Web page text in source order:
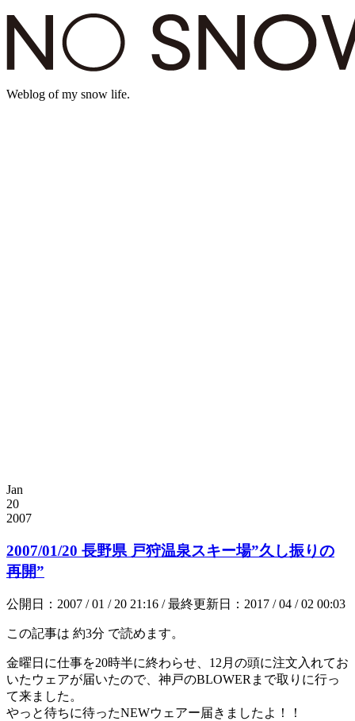
Weblog of my snow life.
Jan
20
2007
2007/01/20 長野県 戸狩温泉スキー場”久し振りの
再開”
公開日：2007 / 01 / 20 21:16 / 最終更新日：2017 / 04 / 02 00:03
この記事は 約3分 で読めます。
金曜日に仕事を20時半に終わらせ、12月の頭に注文入れてお
いたウェアが届いたので、神戸のBLOWERまで取りに行っ
て来ました。
やっと待ちに待ったNEWウェアー届きましたよ！！